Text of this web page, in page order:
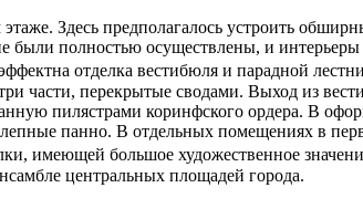
Здесь предполагалось устроить
были полностью осуществлены, и
отделка вестибюля и парадной
части, перекрытые сводами. Выход из
пилястрами коринфского ордера. В
панно. В отдельных помещениях в
имеющей большое художественное
центральных площадей города.